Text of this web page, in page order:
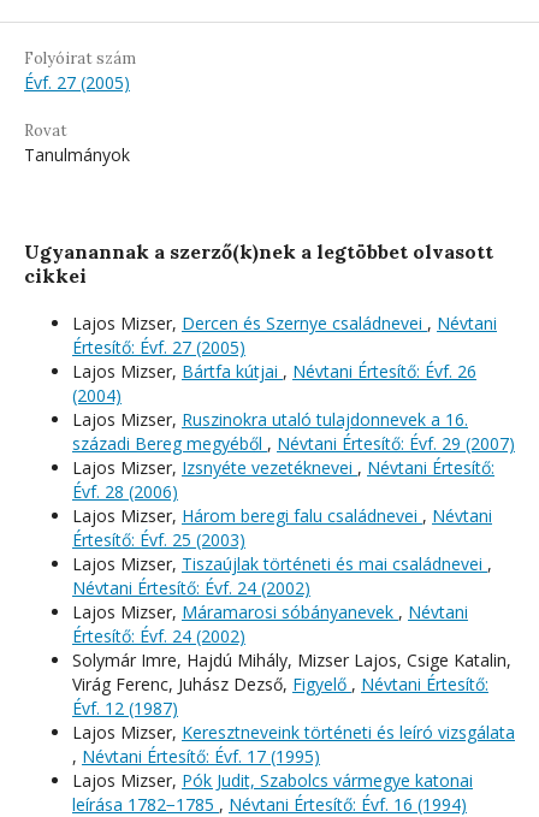
Folyóirat szám
Évf. 27 (2005)
Rovat
Tanulmányok
Ugyanannak a szerző(k)nek a legtöbbet olvasott
cikkei
Lajos Mizser, Dercen és Szernye családnevei , Névtani
Értesítő: Évf. 27 (2005)
Lajos Mizser, Bártfa kútjai , Névtani Értesítő: Évf. 26
(2004)
Lajos Mizser, Ruszinokra utaló tulajdonnevek a 16.
századi Bereg megyéből , Névtani Értesítő: Évf. 29 (2007)
Lajos Mizser, Izsnyéte vezetéknevei , Névtani Értesítő:
Évf. 28 (2006)
Lajos Mizser, Három beregi falu családnevei , Névtani
Értesítő: Évf. 25 (2003)
Lajos Mizser, Tiszaújlak történeti és mai családnevei ,
Névtani Értesítő: Évf. 24 (2002)
Lajos Mizser, Máramarosi sóbányanevek , Névtani
Értesítő: Évf. 24 (2002)
Solymár Imre, Hajdú Mihály, Mizser Lajos, Csige Katalin,
Virág Ferenc, Juhász Dezső, Figyelő , Névtani Értesítő:
Évf. 12 (1987)
Lajos Mizser, Keresztneveink történeti és leíró vizsgálata
, Névtani Értesítő: Évf. 17 (1995)
Lajos Mizser, Pók Judit, Szabolcs vármegye katonai
leírása 1782−1785 , Névtani Értesítő: Évf. 16 (1994)